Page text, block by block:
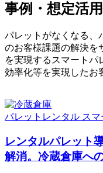
事例・想定活
パレットがなくなる、
のお客様課題の解決を
を実現するスマートパ
効率化等を実現したお
パレットレンタル ス
レンタルパレット
解消。冷蔵倉庫へ